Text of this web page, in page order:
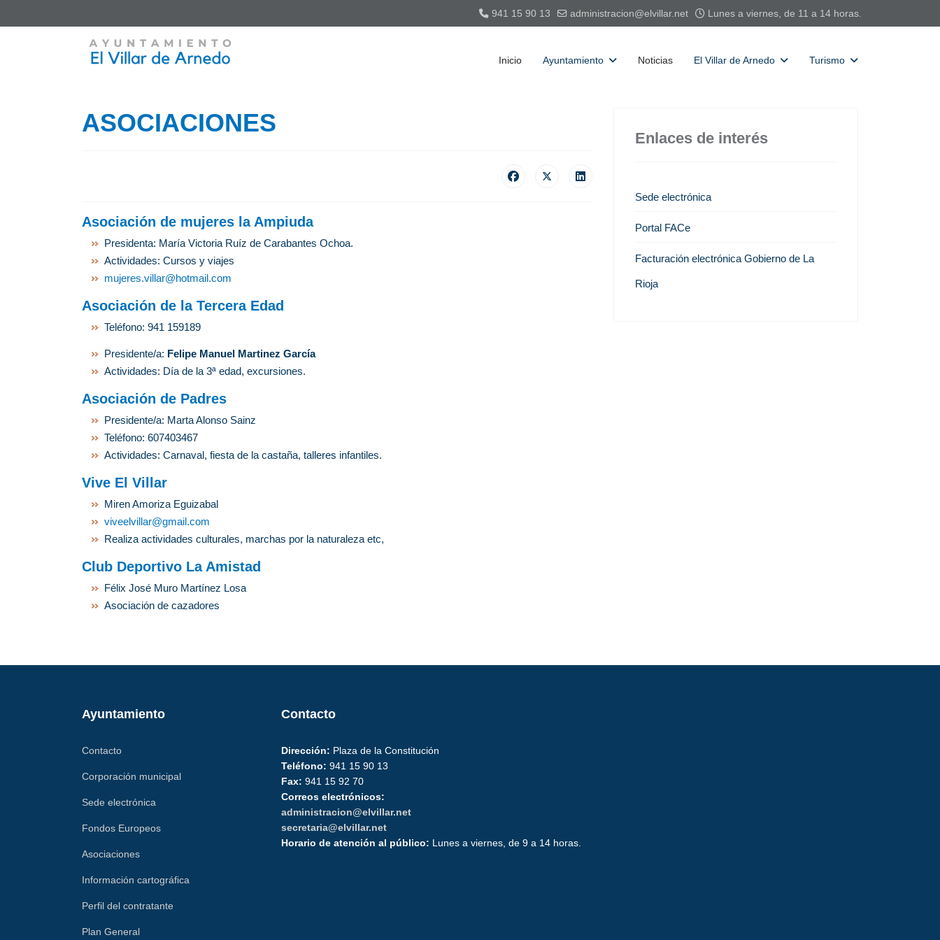
941 15 90 13 administracion@elvillar.net Lunes a viernes, de 11 a 14 horas.
Inicio Ayuntamiento Noticias El Villar de Arnedo Turismo
ASOCIACIONES
Asociación de mujeres la Ampiuda
Presidenta: María Victoria Ruíz de Carabantes Ochoa.
Actividades: Cursos y viajes
mujeres.villar@hotmail.com
Asociación de la Tercera Edad
Teléfono: 941 159189
Presidente/a: Felipe Manuel Martinez García
Actividades: Día de la 3ª edad, excursiones.
Asociación de Padres
Presidente/a: Marta Alonso Sainz
Teléfono: 607403467
Actividades: Carnaval, fiesta de la castaña, talleres infantiles.
Vive El Villar
Miren Amoriza Eguizabal
viveelvillar@gmail.com
Realiza actividades culturales, marchas por la naturaleza etc,
Club Deportivo La Amistad
Félix José Muro Martínez Losa
Asociación de cazadores
Enlaces de interés
Sede electrónica
Portal FACe
Facturación electrónica Gobierno de La
Rioja
Ayuntamiento
Contacto
Corporación municipal
Sede electrónica
Fondos Europeos
Asociaciones
Información cartográfica
Perfil del contratante
Plan General
Contacto
Dirección: Plaza de la Constitución
Teléfono: 941 15 90 13
Fax: 941 15 92 70
Correos electrónicos:
administracion@elvillar.net
secretaria@elvillar.net
Horario de atención al público: Lunes a viernes, de 9 a 14 horas.